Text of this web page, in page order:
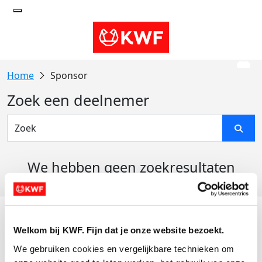
Welkom bij KWF. Fijn dat je onze website bezoekt.
We gebruiken cookies en vergelijkbare technieken om
Sponsor
Zoek een deelnemer
We hebben geen zoekresultaten
Actiematerialen
Evenementen